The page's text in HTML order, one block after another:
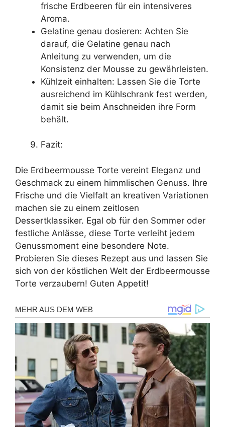
frische Erdbeeren für ein intensiveres
Aroma.
Gelatine genau dosieren: Achten Sie
darauf, die Gelatine genau nach
Anleitung zu verwenden, um die
Konsistenz der Mousse zu gewährleisten.
Kühlzeit einhalten: Lassen Sie die Torte
ausreichend im Kühlschrank fest werden,
damit sie beim Anschneiden ihre Form
behält.
Fazit:
Die Erdbeermousse Torte vereint Eleganz und
Geschmack zu einem himmlischen Genuss. Ihre
Frische und die Vielfalt an kreativen Variationen
machen sie zu einem zeitlosen
Dessertklassiker. Egal ob für den Sommer oder
festliche Anlässe, diese Torte verleiht jedem
Genussmoment eine besondere Note.
Probieren Sie dieses Rezept aus und lassen Sie
sich von der köstlichen Welt der Erdbeermousse
Torte verzaubern! Guten Appetit!